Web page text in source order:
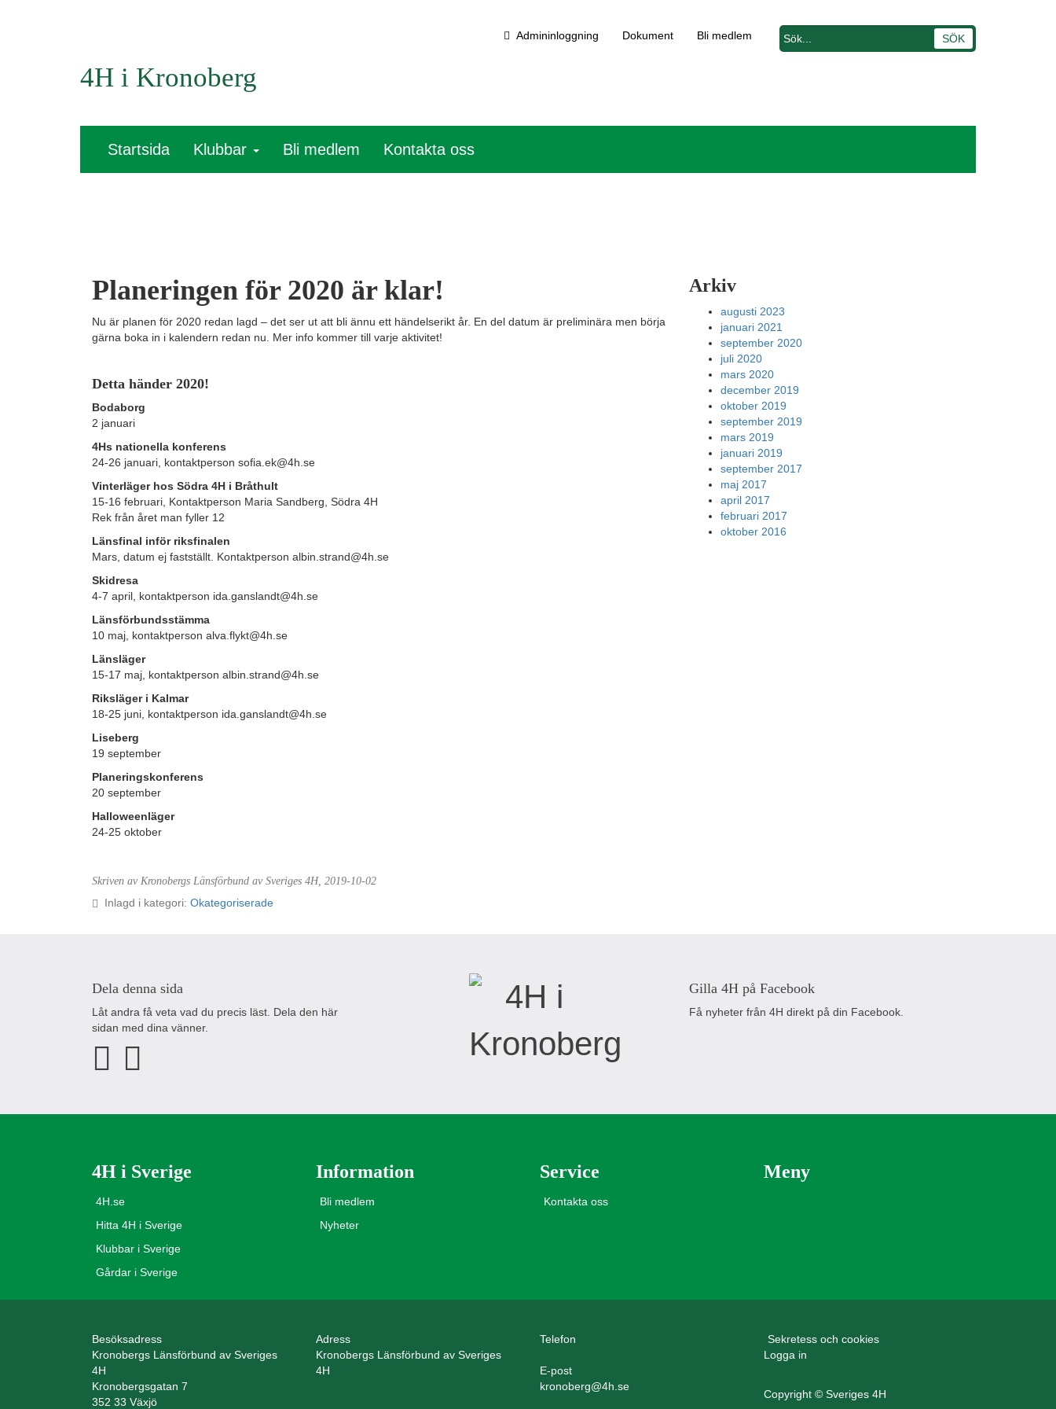
4H i Kronoberg
Admininloggning Dokument Bli medlem
Startsida Klubbar Bli medlem Kontakta oss
Planeringen för 2020 är klar!
Nu är planen för 2020 redan lagd – det ser ut att bli ännu ett händelserikt år. En del datum är preliminära men börja
gärna boka in i kalendern redan nu. Mer info kommer till varje aktivitet!
Detta händer 2020!
Bodaborg
2 januari
4Hs nationella konferens
24-26 januari, kontaktperson sofia.ek@4h.se
Vinterläger hos Södra 4H i Bråthult
15-16 februari, Kontaktperson Maria Sandberg, Södra 4H
Rek från året man fyller 12
Länsfinal inför riksfinalen
Mars, datum ej fastställt. Kontaktperson albin.strand@4h.se
Skidresa
4-7 april, kontaktperson ida.ganslandt@4h.se
Länsförbundsstämma
10 maj, kontaktperson alva.flykt@4h.se
Länsläger
15-17 maj, kontaktperson albin.strand@4h.se
Riksläger i Kalmar
18-25 juni, kontaktperson ida.ganslandt@4h.se
Liseberg
19 september
Planeringskonferens
20 september
Halloweenläger
24-25 oktober
Skriven av Kronobergs Länsförbund av Sveriges 4H, 2019-10-02
Inlagd i kategori: Okategoriserade
Arkiv
augusti 2023
januari 2021
september 2020
juli 2020
mars 2020
december 2019
oktober 2019
september 2019
mars 2019
januari 2019
september 2017
maj 2017
april 2017
februari 2017
oktober 2016
Dela denna sida
Låt andra få veta vad du precis läst. Dela den här
sidan med dina vänner.
Gilla 4H på Facebook
Få nyheter från 4H direkt på din Facebook.
4H i Sverige
4H.se
Hitta 4H i Sverige
Klubbar i Sverige
Gårdar i Sverige
Information
Bli medlem
Nyheter
Service
Kontakta oss
Meny
Besöksadress
Kronobergs Länsförbund av Sveriges
4H
Kronobergsgatan 7
352 33 Växjö
Adress
Kronobergs Länsförbund av Sveriges
4H
Telefon
E-post
kronoberg@4h.se
Sekretess och cookies
Logga in
Copyright © Sveriges 4H